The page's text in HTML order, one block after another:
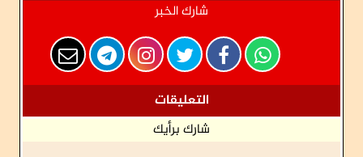
شارك الخبر
التعليقات
شارك برأيك